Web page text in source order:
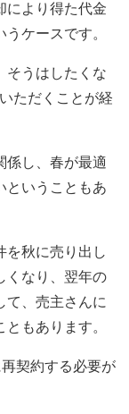
により得た代金
ケースです。
そうはしたくな
ただくことが経
係し、春が最適
ということもあ
を秋に売り出し
くなり、翌年の
て、売主さんに
もあります。
契約する必要が